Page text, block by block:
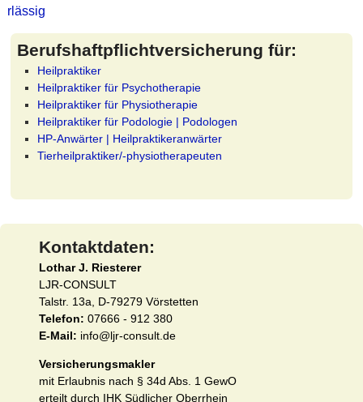
rlässig
Berufshaftpflichtversicherung für:
Heilpraktiker
Heilpraktiker für Psychotherapie
Heilpraktiker für Physiotherapie
Heilpraktiker für Podologie | Podologen
HP-Anwärter | Heilpraktikeranwärter
Tierheilpraktiker/-physiotherapeuten
Kontaktdaten:
Lothar J. Riesterer
LJR-CONSULT
Talstr. 13a, D-79279 Vörstetten
Telefon: 07666 - 912 380
E-Mail: info@ljr-consult.de
Versicherungsmakler
mit Erlaubnis nach § 34d Abs. 1 GewO
erteilt durch IHK Südlicher Oberrhein